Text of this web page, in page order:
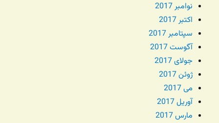
نوامبر 2017
اکتبر 2017
سپتامبر 2017
آگوست 2017
جولای 2017
ژوئن 2017
می 2017
آوریل 2017
مارس 2017